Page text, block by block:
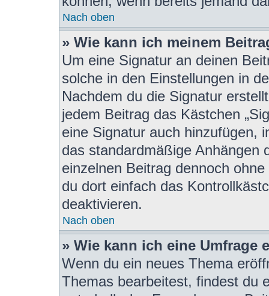
Nach oben
» Wie kann ich meinem
Um eine Signatur an deinen
solche in den Einstellungen in
Nachdem du die Signatur
jedem Beitrag das Kästchen
eine Signatur auch hinzufügen,
das standardmäßige Anhängen
einzelnen Beitrag dennoch
du dort einfach das
deaktivieren.
Nach oben
» Wie kann ich eine Umfrage
Wenn du ein neues Thema
Themas bearbeitest, findest du